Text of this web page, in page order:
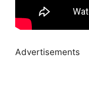
Advertisements